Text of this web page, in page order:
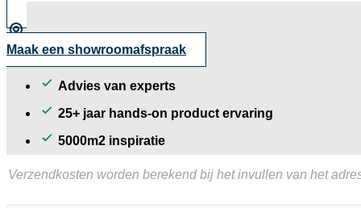
Maak een showroomafspraak
Advies van experts
25+ jaar hands-on product ervaring
5000m2 inspiratie
Verzendkosten worden berekend bij het invullen van het